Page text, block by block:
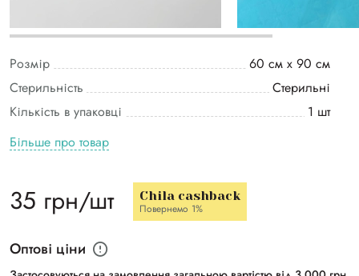
Розмір
60 см х 90 см
Стерильність
Стерильні
Кількість в упаковці
1 шт
Більше про товар
35 грн/шт Chila cashback
Повернемо 1%
Оптові ціни